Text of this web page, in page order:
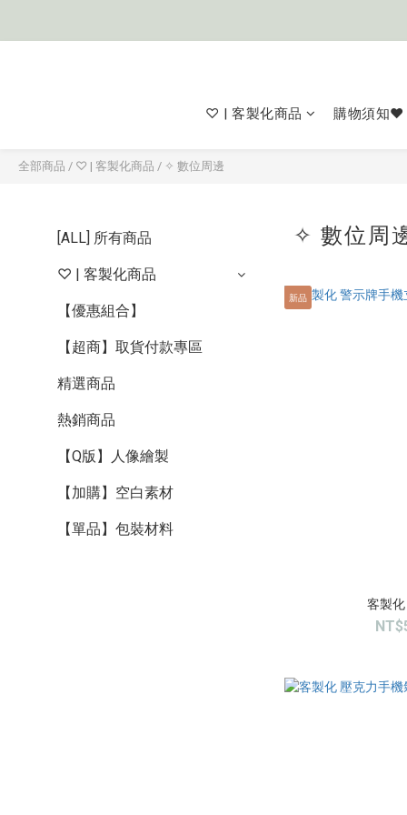
♡ | 客製化商品 購物須知❤
全部商品 / ♡ | 客製化商品 / ✧ 數位周邊
[ALL] 所有商品
♡ | 客製化商品
【優惠組合】
【超商】取貨付款專區
精選商品
熱銷商品
【Q版】人像繪製
【加購】空白素材
【單品】包裝材料
✧ 數位周
新品
客製